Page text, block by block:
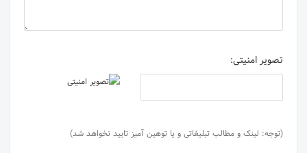
تصویر امنیتی:
(توجه: لینک و مطالب تبلیغاتی و یا توهین آمیز تایید نخواهد شد)